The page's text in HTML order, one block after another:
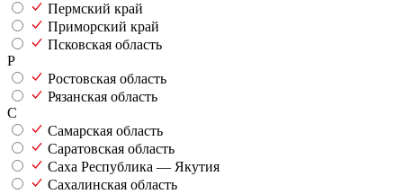
Пермский край
Приморский край
Псковская область
Р
Ростовская область
Рязанская область
С
Самарская область
Саратовская область
Саха Республика — Якутия
Сахалинская область